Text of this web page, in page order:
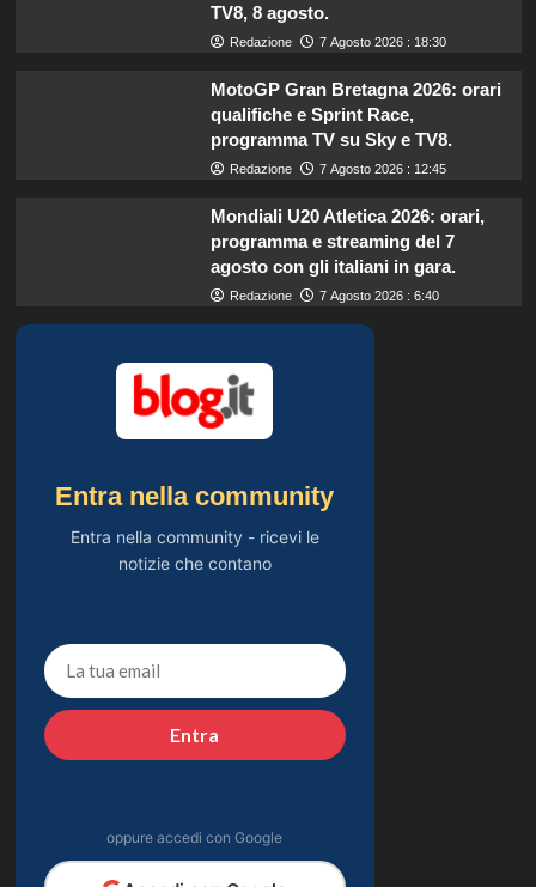
TV8, 8 agosto.
Redazione 7 Agosto 2026 : 18:30
MotoGP Gran Bretagna 2026: orari
qualifiche e Sprint Race,
programma TV su Sky e TV8.
Redazione 7 Agosto 2026 : 12:45
Mondiali U20 Atletica 2026: orari,
programma e streaming del 7
agosto con gli italiani in gara.
Redazione 7 Agosto 2026 : 6:40
Entra nella community
Entra nella community - ricevi le
notizie che contano
Entra
oppure accedi con Google